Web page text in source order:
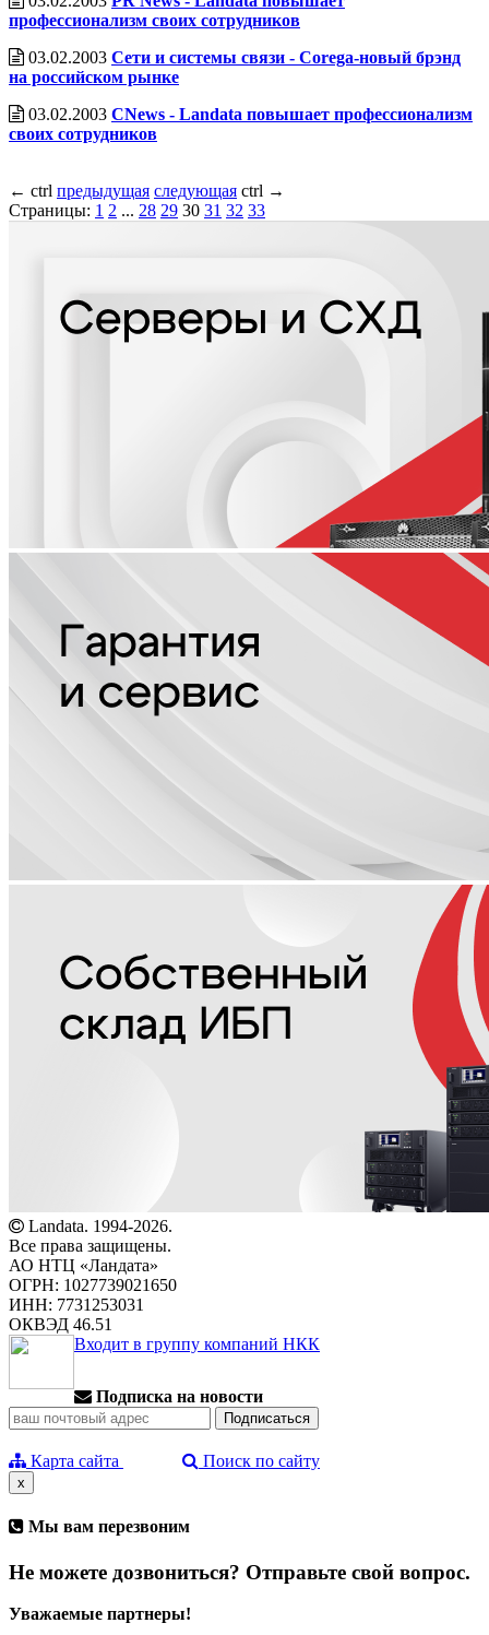
профессионализм своих сотрудников
03.02.2003 Сети и системы связи - Corega-новый брэнд
на российском рынке
03.02.2003 CNews - Landata повышает профессионализм
своих сотрудников
← ctrl предыдущая следующая ctrl →
Страницы: 1 2 ... 28 29 30 31 32 33
Landata. 1994-2026.
Все права защищены.
АО НТЦ «Ландата»
ОГРН: 1027739021650
ИНН: 7731253031
ОКВЭД 46.51
Входит в группу компаний НКК
Подписка на новости
Карта сайта Поиск по сайту
x
Мы вам перезвоним
Не можете дозвониться? Отправьте свой вопрос.
Уважаемые партнеры!